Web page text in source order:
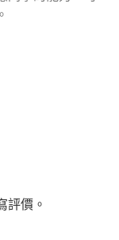
評價。